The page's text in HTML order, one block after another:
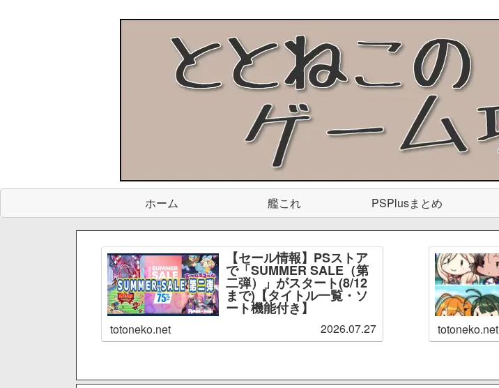
ホーム 艦これ PSPlusまとめ
【セール情報】PSストア
で「SUMMER SALE（第
二弾）」がスタート(8/12
まで)【タイトル一覧・ソ
ート機能付き】
totoneko.net 2026.07.27 totoneko.net